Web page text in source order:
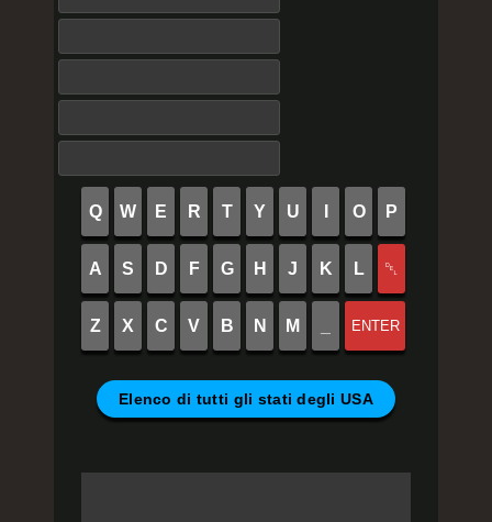
Q W E R T Y U O P
A S D F G H J K L ␡
Z X C V B N M ENTER
Elenco di tutti gli stati degli USA